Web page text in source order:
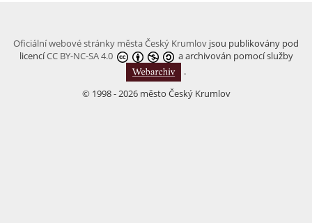
Oficiální webové stránky města Český Krumlov jsou publikovány pod
licencíCC BY-NC-SA 4.0
a archivován pomocí služby
.
© 1998 - 2026 město Český Krumlov